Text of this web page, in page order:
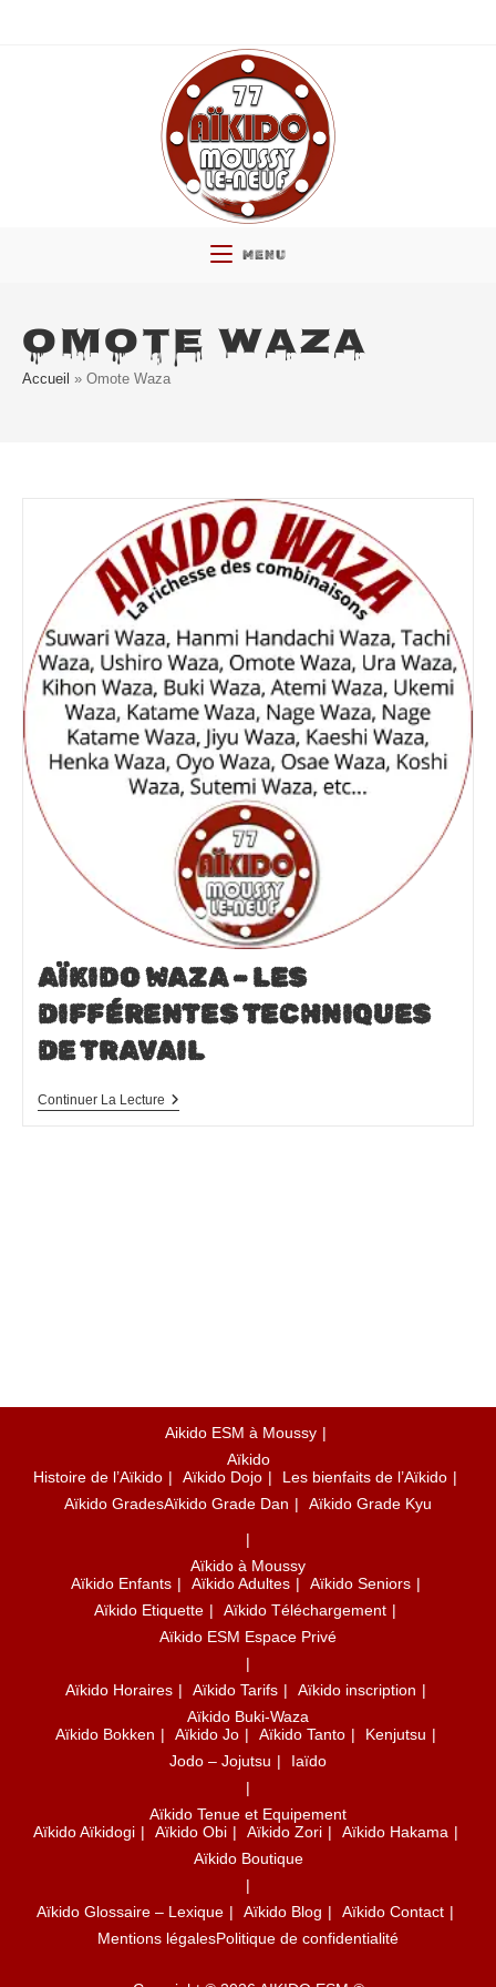
MENU
OMOTE WAZA
Accueil » Omote Waza
AÏKIDO WAZA – LES
DIFFÉRENTES TECHNIQUES
DE TRAVAIL
Continuer La LectureAïkido
Aikido ESM à Moussy
Aïkido
Histoire de l’Aïkido
Aïkido Dojo
Les bienfaits de l’Aïkido
Aïkido GradesAïkido Grade Dan Aïkido Grade Kyu
Aïkido à Moussy
Aïkido Enfants
Aïkido Adultes
Aïkido Seniors
Aïkido Etiquette
Aïkido Téléchargement
Aïkido ESM Espace Privé
Aïkido Horaires Aïkido Tarifs
Aïkido inscription
Aïkido Buki-Waza
Aïkido Bokken
Aïkido Jo Aïkido Tanto
Kenjutsu
Jodo – Jojutsu
Iaïdo
Aïkido Tenue et Equipement
Aïkido Aïkidogi
Aïkido Obi Aïkido Zori
Aïkido Hakama
Aïkido Boutique
Aïkido Glossaire – Lexique Aïkido Blog
Aïkido Contact
Mentions légalesPolitique de confidentialité